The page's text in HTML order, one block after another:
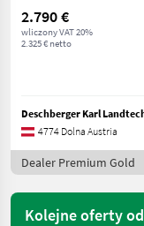
2.790 €
wliczony VAT 20%
2.325 € netto
4774 Dolna Austria
Dealer Premium Gold
Kolejne oferty